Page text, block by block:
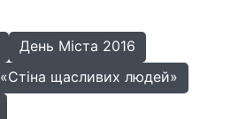
День Міста 2016
«Стіна щасливих людей»